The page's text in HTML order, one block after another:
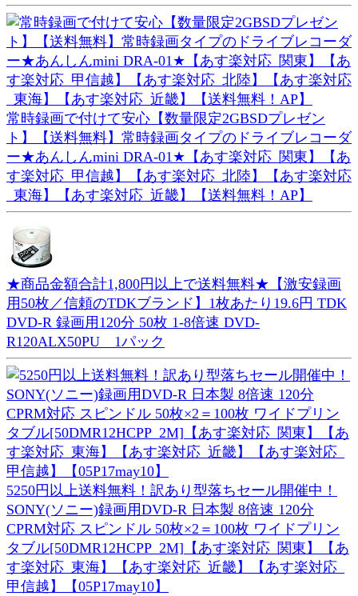
常時録画で付けて安心【数量限定2GBSDプレゼン
ト】【送料無料】常時録画タイプのドライブレコーダ
ー★あんしんmini DRA-01★【あす楽対応_関東】【あ
す楽対応_甲信越】【あす楽対応_北陸】【あす楽対応
_東海】【あす楽対応_近畿】【送料無料！AP】
★商品金額合計1,800円以上で送料無料★【激安録画
用50枚／信頼のTDKブランド】1枚あたり19.6円 TDK
DVD-R 録画用120分 50枚 1-8倍速 DVD-
R120ALX50PU 1パック
5250円以上送料無料！訳あり型落ちセール開催中！
SONY(ソニー)録画用DVD-R 日本製 8倍速 120分
CPRM対応 スピンドル 50枚×2＝100枚 ワイドプリン
タブル[50DMR12HCPP_2M]【あす楽対応_関東】【あ
す楽対応_東海】【あす楽対応_近畿】【あす楽対応_
甲信越】【05P17may10】